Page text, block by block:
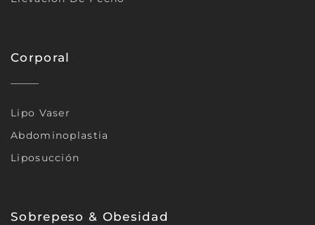
Corporal
Lipo Vaser
Abdominoplastia
Liposucción
Sobrepeso & Obesidad